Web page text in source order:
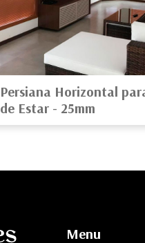
Persiana Horizontal
de Estar - 25mm
Menu